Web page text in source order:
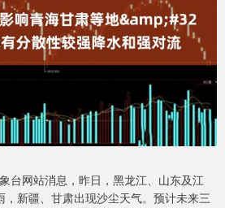
台网站消息，昨日，黑龙江、山东及江
新疆、甘肃出现沙尘天气。预计未来三